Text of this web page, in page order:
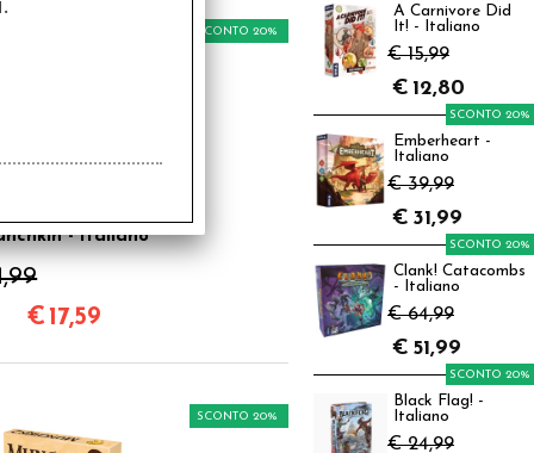
- Italiano
SCONTO 20%
€ 17,59
SCONTO 20%
A Carnivore Did
It! - Italiano
€ 15,99
€ 12,80
Emberheart -
Italiano
€ 39,99
SCONTO 20%
€ 31,99
Clank! Catacombs
- Italiano
€ 64,99
SCONTO 20%
€ 51,99
Black Flag! -
Italiano
€ 24,99
SCONTO 20%